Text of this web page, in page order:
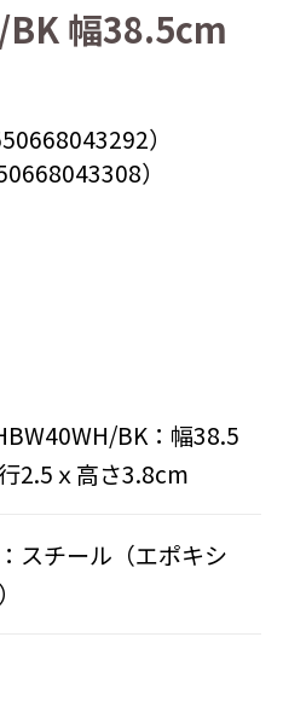
BK 幅38.5cm
）
）
BK：幅38.5
2.5ｘ高さ3.8cm
スチール（エポキシ